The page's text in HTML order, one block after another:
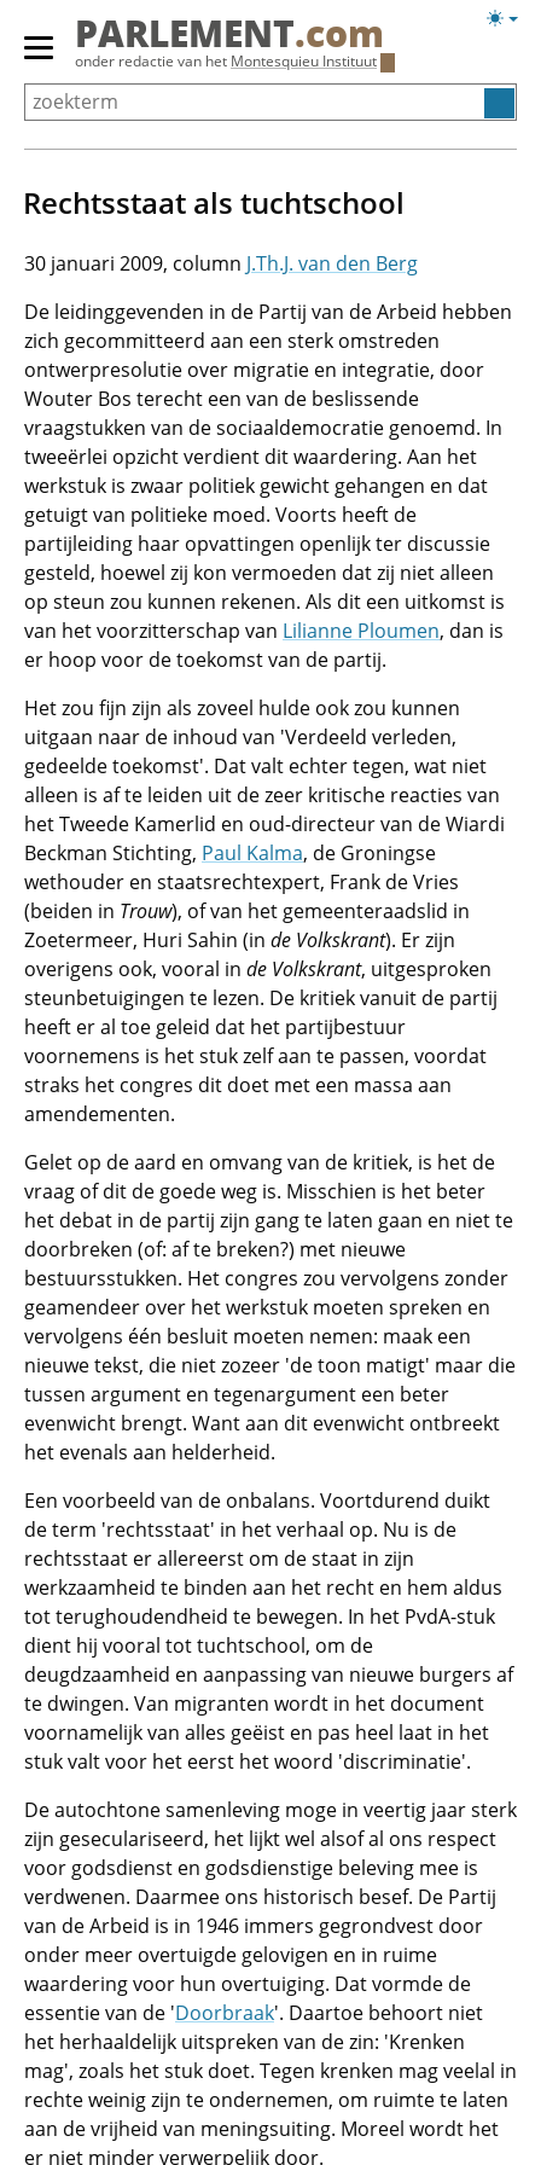
Overslaan
Primair
menu
tonen/verbergen
PARLEMENT.com
onder redactie van het Montesquieu Instituut
Rechtsstaat als tuchtschool
30 januari 2009
J.Th.J. van den Berg
De leidinggevenden in de Partij van de Arbeid hebben
zich gecommitteerd aan een sterk omstreden
ontwerpresolutie over migratie en integratie, door
Wouter Bos terecht een van de beslissende
vraagstukken van de sociaaldemocratie genoemd. In
tweeërlei opzicht verdient dit waardering. Aan het
werkstuk is zwaar politiek gewicht gehangen en dat
getuigt van politieke moed. Voorts heeft de
partijleiding haar opvattingen openlijk ter discussie
gesteld, hoewel zij kon vermoeden dat zij niet alleen
op steun zou kunnen rekenen. Als dit een uitkomst is
van het voorzitterschap van Lilianne Ploumen, dan is
er hoop voor de toekomst van de partij.
Het zou fijn zijn als zoveel hulde ook zou kunnen
uitgaan naar de inhoud van 'Verdeeld verleden,
gedeelde toekomst'. Dat valt echter tegen, wat niet
alleen is af te leiden uit de zeer kritische reacties van
het Tweede Kamerlid en oud-directeur van de Wiardi
Beckman Stichting, Paul Kalma, de Groningse
wethouder en staatsrechtexpert, Frank de Vries
(beiden in Trouw), of van het gemeenteraadslid in
Zoetermeer, Huri Sahin (in de Volkskrant). Er zijn
overigens ook, vooral in de Volkskrant, uitgesproken
steunbetuigingen te lezen. De kritiek vanuit de partij
heeft er al toe geleid dat het partijbestuur
voornemens is het stuk zelf aan te passen, voordat
straks het congres dit doet met een massa aan
amendementen.
Gelet op de aard en omvang van de kritiek, is het de
vraag of dit de goede weg is. Misschien is het beter
het debat in de partij zijn gang te laten gaan en niet te
doorbreken (of: af te breken?) met nieuwe
bestuursstukken. Het congres zou vervolgens zonder
geamendeer over het werkstuk moeten spreken en
vervolgens één besluit moeten nemen: maak een
nieuwe tekst, die niet zozeer 'de toon matigt' maar die
tussen argument en tegenargument een beter
evenwicht brengt. Want aan dit evenwicht ontbreekt
het evenals aan helderheid.
Een voorbeeld van de onbalans. Voortdurend duikt
de term 'rechtsstaat' in het verhaal op. Nu is de
rechtsstaat er allereerst om de staat in zijn
werkzaamheid te binden aan het recht en hem aldus
tot terughoudendheid te bewegen. In het PvdA-stuk
dient hij vooral tot tuchtschool, om de
deugdzaamheid en aanpassing van nieuwe burgers af
te dwingen. Van migranten wordt in het document
voornamelijk van alles geëist en pas heel laat in het
stuk valt voor het eerst het woord 'discriminatie'.
De autochtone samenleving moge in veertig jaar sterk
zijn geseculariseerd, het lijkt wel alsof al ons respect
voor godsdienst en godsdienstige beleving mee is
verdwenen. Daarmee ons historisch besef. De Partij
van de Arbeid is in 1946 immers gegrondvest door
onder meer overtuigde gelovigen en in ruime
waardering voor hun overtuiging. Dat vormde de
essentie van de 'Doorbraak'. Daartoe behoort niet
het herhaaldelijk uitspreken van de zin: 'Krenken
mag', zoals het stuk doet. Tegen krenken mag veelal in
rechte weinig zijn te ondernemen, om ruimte te laten
aan de vrijheid van meningsuiting. Moreel wordt het
er niet minder verwerpelijk door.